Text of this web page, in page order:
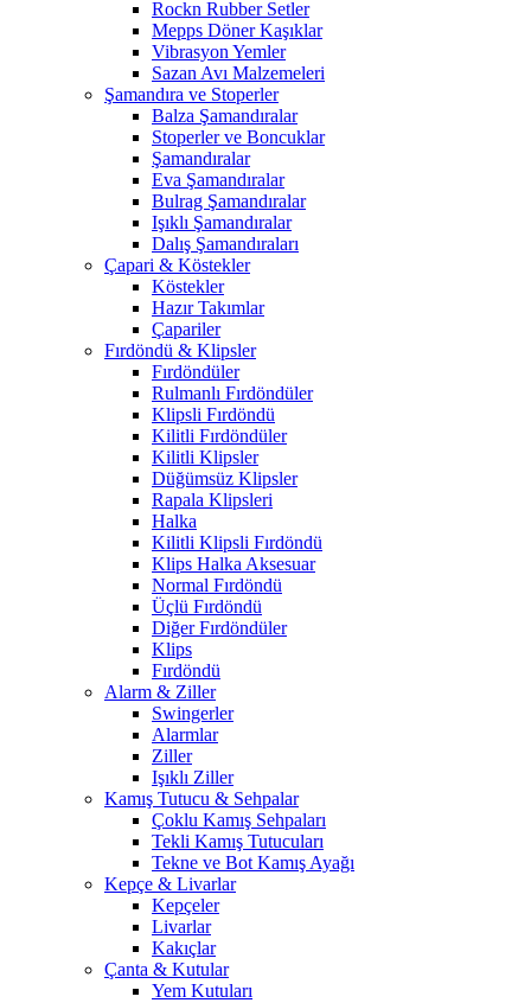
Rockn Rubber Setler
Mepps Döner Kaşıklar
Vibrasyon Yemler
Sazan Avı Malzemeleri
Şamandıra ve Stoperler
Balza Şamandıralar
Stoperler ve Boncuklar
Şamandıralar
Eva Şamandıralar
Bulrag Şamandıralar
Işıklı Şamandıralar
Dalış Şamandıraları
Çapari & Köstekler
Köstekler
Hazır Takımlar
Çapariler
Fırdöndü & Klipsler
Fırdöndüler
Rulmanlı Fırdöndüler
Klipsli Fırdöndü
Kilitli Fırdöndüler
Kilitli Klipsler
Düğümsüz Klipsler
Rapala Klipsleri
Halka
Kilitli Klipsli Fırdöndü
Klips Halka Aksesuar
Normal Fırdöndü
Üçlü Fırdöndü
Diğer Fırdöndüler
Klips
Fırdöndü
Alarm & Ziller
Swingerler
Alarmlar
Ziller
Işıklı Ziller
Kamış Tutucu & Sehpalar
Çoklu Kamış Sehpaları
Tekli Kamış Tutucuları
Tekne ve Bot Kamış Ayağı
Kepçe & Livarlar
Kepçeler
Livarlar
Kakıçlar
Çanta & Kutular
Yem Kutuları